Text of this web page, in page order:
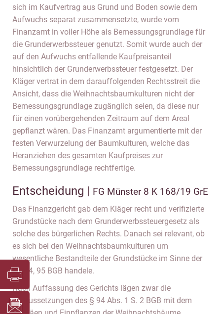
sich im Kaufvertrag aus Grund und Boden sowie dem
Aufwuchs separat zusammensetzte, wurde vom
Finanzamt in voller Höhe als Bemessungsgrundlage für
die Grunderwerbssteuer genutzt. Somit wurde auch der
auf den Aufwuchs entfallende Kaufpreisanteil
hinsichtlich der Grunderwerbssteuer festgesetzt. Der
Kläger vertrat in dem darauffolgenden Rechtsstreit die
Ansicht, dass die Weihnachtsbaumkulturen nicht der
Bemessungsgrundlage zugänglich seien, da diese nur
für einen vorübergehenden Zeitraum auf dem Areal
gepflanzt wären. Das Finanzamt argumentierte mit der
festen Verwurzelung der Baumkulturen, welche das
Heranziehen des gesamten Kaufpreises zur
Bemessungsgrundlage rechtfertige.
Entscheidung | FG Münster 8 K 168/19 GrE
Das Finanzgericht gab dem Kläger recht und verifizierte
Grundstücke nach dem Grunderwerbssteuergesetz als
solche des bürgerlichen Rechts. Danach sei relevant, ob
es sich bei den Weihnachtsbaumkulturen um
wesentliche Bestandteile der Grundstücke im Sinne der
§§ 94, 95 BGB handele.
Nach Auffassung des Gerichts lägen zwar die
Voraussetzungen des § 94 Abs. 1 S. 2 BGB mit dem